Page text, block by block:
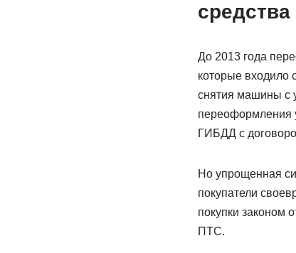
средства
До 2013 года
которые входило
снятия машины с
переоформления
ГИБДД с
Но упрощенная
покупатели
покупки законом
ПТС.